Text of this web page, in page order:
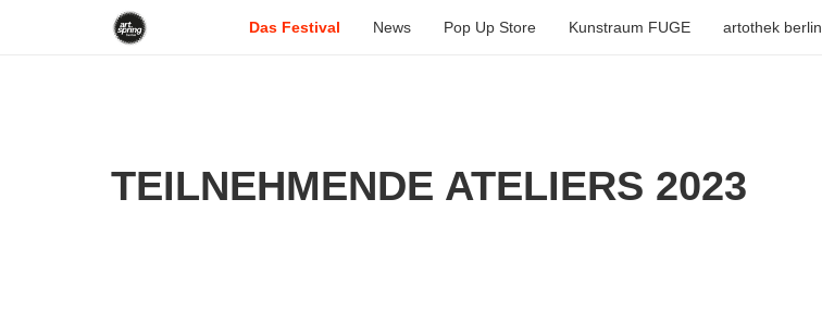
Das Festival News Pop Up Store Kunstraum FUGE artothek berlin
TEILNEHMENDE ATELIERS 2023